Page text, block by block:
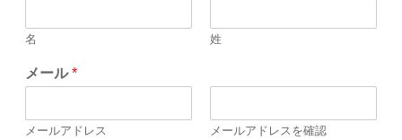
名 姓
メール*
メールアドレス メールアドレスを確認